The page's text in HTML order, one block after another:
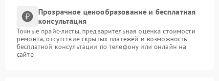
Прозрачное ценообразование и бесплатная
консультация
Точные прайс-листы, предварительная оценка стоимости
ремонта, отсутствие скрытых платежей и возможность
бесплатной консультации по телефону или онлайн на
сайте